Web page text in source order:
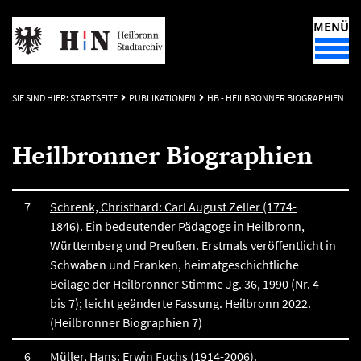
MENÜ
SIE SIND HIER: STARTSEITE PUBLIKATIONEN HB - HEILBRONNER BIOGRAPHIEN
Heilbronner Biographien
7
Schrenk, Christhard: Carl August Zeller (1774-
1846). Ein bedeutender Pädagoge in Heilbronn,
Württemberg und Preußen. Erstmals veröffentlicht in
Schwaben und Franken, heimatgeschichtliche
Beilage der Heilbronner Stimme Jg. 36, 1990 (Nr. 4
bis 7); leicht geänderte Fassung. Heilbronn 2022.
(Heilbronner Biographien 7)
6
Müller, Hans: Erwin Fuchs (1914-2006).